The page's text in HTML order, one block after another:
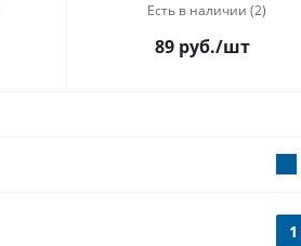
Есть в наличии (2)
89 руб./шт
1